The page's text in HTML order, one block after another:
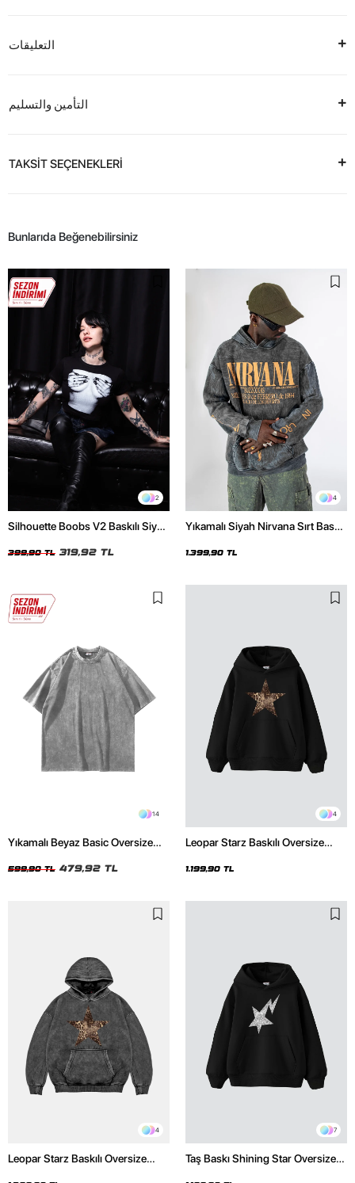
التعليقات
التأمين والتسليم
TAKSİT SEÇENEKLERİ
Bunlarıda Beğenebilirsiniz
2
Silhouette Boobs V2 Baskılı Siyah
399,90 TL 319,92 TL
4
Yıkamalı Siyah Nirvana Sırt Baskılı
1.399,90 TL
14
Yıkamalı Beyaz Basic Oversize
599,90 TL 479,92 TL
4
Leopar Starz Baskılı Oversize
1.199,90 TL
4
Leopar Starz Baskılı Oversize
7
Taş Baskı Shining Star Oversize